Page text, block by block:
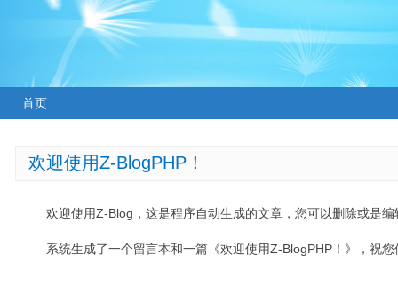
首页
欢迎使用Z-BlogPHP！
欢迎使用Z-Blog，这是程序自动生成的文章，您可以删除或是编
系统生成了一个留言本和一篇《欢迎使用Z-BlogPHP！》，祝